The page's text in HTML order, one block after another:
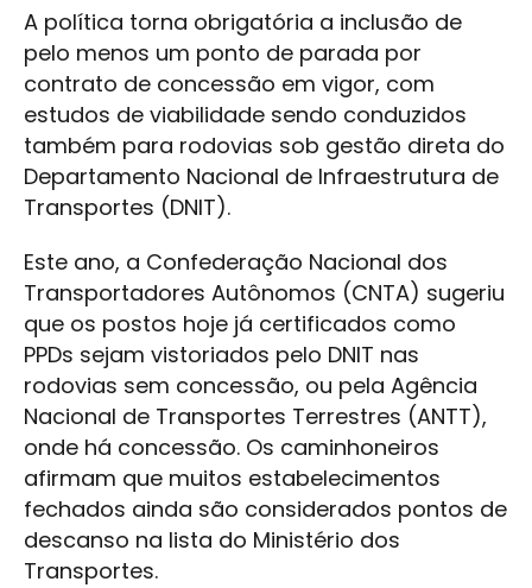
A política torna obrigatória a inclusão de
pelo menos um ponto de parada por
contrato de concessão em vigor, com
estudos de viabilidade sendo conduzidos
também para rodovias sob gestão direta do
Departamento Nacional de Infraestrutura de
Transportes (DNIT).
Este ano, a Confederação Nacional dos
Transportadores Autônomos (CNTA) sugeriu
que os postos hoje já certificados como
PPDs sejam vistoriados pelo DNIT nas
rodovias sem concessão, ou pela Agência
Nacional de Transportes Terrestres (ANTT),
onde há concessão. Os caminhoneiros
afirmam que muitos estabelecimentos
fechados ainda são considerados pontos de
descanso na lista do Ministério dos
Transportes.